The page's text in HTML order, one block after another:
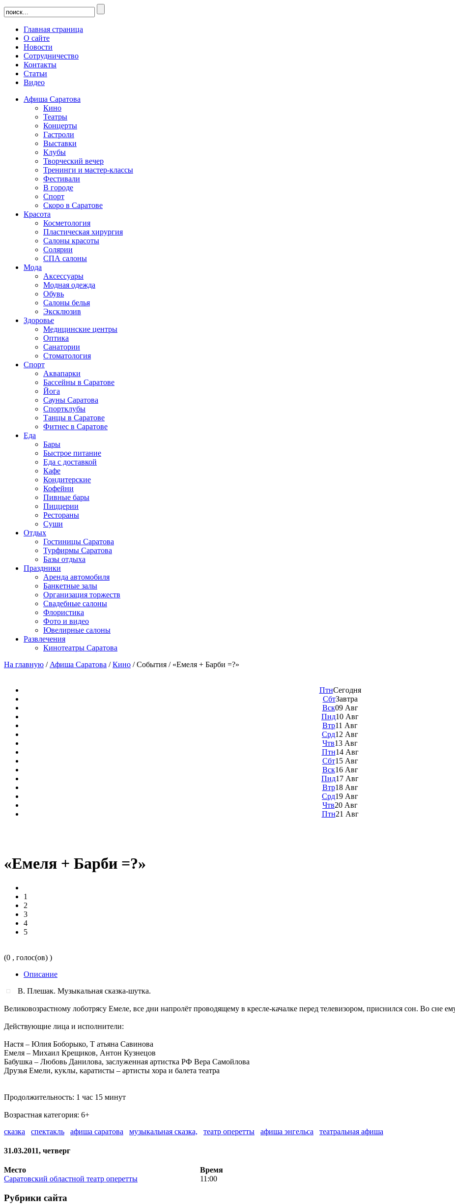
Главная страница
О сайте
Новости
Сотрудничество
Контакты
Статьи
Видео
Афиша Саратова
Кино
Театры
Концерты
Гастроли
Выставки
Клубы
Творческий вечер
Тренинги и мастер-классы
Фестивали
В городе
Спорт
Скоро в Саратове
Красота
Косметология
Пластическая хирургия
Салоны красоты
Солярии
СПА салоны
Мода
Аксессуары
Модная одежда
Обувь
Салоны белья
Эксклюзив
Здоровье
Медицинские центры
Оптика
Санатории
Стоматология
Спорт
Аквапарки
Бассейны в Саратове
Йога
Сауны Саратова
Спортклубы
Танцы в Саратове
Фитнес в Саратове
Еда
Бары
Быстрое питание
Еда с доставкой
Кафе
Кондитерские
Кофейни
Пивные бары
Пиццерии
Рестораны
Суши
Отдых
Гостиницы Саратова
Турфирмы Саратова
Базы отдыха
Праздники
Аренда автомобиля
Банкетные залы
Организация торжеств
Свадебные салоны
Флористика
Фото и видео
Ювелирные салоны
Развлечения
Кинотеатры Саратова
На главную / Афиша Саратова /Кино /События / «Емеля + Барби =?»
ПтнСегодня
СбтЗавтра
Вск09 Авг
Пнд10 Авг
Втр11 Авг
Срд12 Авг
Чтв13 Авг
Птн14 Авг
Сбт15 Авг
Вск16 Авг
Пнд17 Авг
Втр18 Авг
Срд19 Авг
Чтв20 Авг
Птн21 Авг
«Емеля + Барби =?»
1
2
3
4
5
(0 , голос(ов) )
Описание
В. Плешак. Музыкальная сказка-шутка.
Великовозрастному лоботрясу Емеле, все дни напролёт проводящему в кресле-качалке перед телевизором, приснился сон. Во сне
Действующие лица и исполнители:
Настя – Юлия Боборыко, Т атьяна Савинова
Емеля – Михаил Крещиков, Антон Кузнецов
Бабушка – Любовь Данилова, заслуженная артистка РФ Вера Самойлова
Друзья Емели, куклы, каратисты – артисты хора и балета театра
Продолжительность: 1 час 15 минут
Возрастная категория: 6+
сказка
спектакль афиша саратова музыкальная сказка, театр оперетты афиша энгельса театральная афиша
31.03.2011, четверг
Место Время
Саратовский областной театр оперетты
11:00
Рубрики сайта